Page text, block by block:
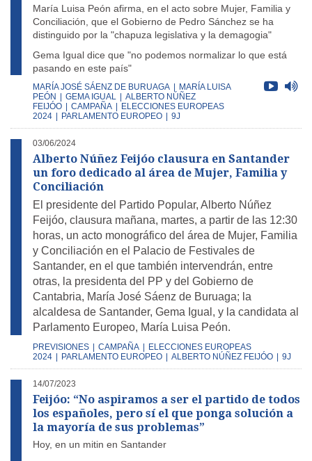
María Luisa Peón afirma, en el acto sobre Mujer, Familia y
Conciliación, que el Gobierno de Pedro Sánchez se ha
distinguido por la "chapuza legislativa y la demagogia"
Gema Igual dice que "no podemos normalizar lo que está
pasando en este país"
MARÍA JOSÉ SÁENZ DE BURUAGA
MARÍA LUISA
PEÓN
GEMA IGUAL
ALBERTO NÚÑEZ
FEIJÓO
CAMPAÑA
ELECCIONES EUROPEAS
2024
PARLAMENTO EUROPEO 9J
03/06/2024
Alberto Núñez Feijóo clausura en Santander
un foro dedicado al área de Mujer, Familia y
Conciliación
El presidente del Partido Popular, Alberto Núñez
Feijóo, clausura mañana, martes, a partir de las 12:30
horas, un acto monográfico del área de Mujer, Familia
y Conciliación en el Palacio de Festivales de
Santander, en el que también intervendrán, entre
otras, la presidenta del PP y del Gobierno de
Cantabria, María José Sáenz de Buruaga; la
alcaldesa de Santander, Gema Igual, y la candidata al
Parlamento Europeo, María Luisa Peón.
PREVISIONES CAMPAÑA
ELECCIONES EUROPEAS
2024
PARLAMENTO EUROPEO ALBERTO NÚÑEZ FEIJÓO 9J
14/07/2023
Feijóo: “No aspiramos a ser el partido de todos
los españoles, pero sí el que ponga solución a
la mayoría de sus problemas”
Hoy, en un mitin en Santander